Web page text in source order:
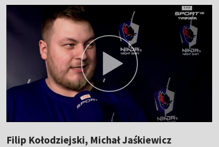
Filip Kołodziejski, Michał Jaśkiewicz